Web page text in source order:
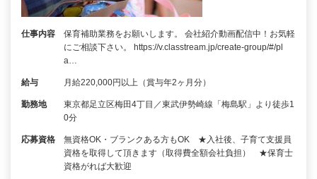
仕事内容
保育補助業務をお願いします。 会社紹介動画配信中！お気軽
にご相談下さい。 https://v.classtream.jp/create-group/#/pl
a…
給与 月給220,000円以上（賞与年2ヶ月分）
勤務地
東京都足立区梅田4丁目／東武伊勢崎線「梅島駅」より徒歩1
0分
応募資格
無資格OK・ブランクある方もOK ★入社後、子育て支援員
資格を取得して頂きます（取得費全額会社負担） ★保育士
資格がれば大歓迎